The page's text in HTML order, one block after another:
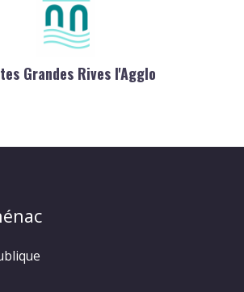
Grandes Rives l'Agglo